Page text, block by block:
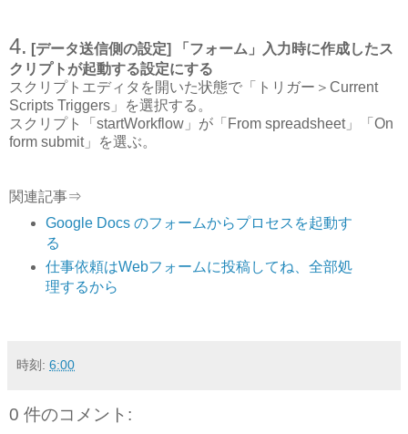
4. [データ送信側の設定] 「フォーム」入力時に作成したス
クリプトが起動する設定にする
スクリプトエディタを開いた状態で「トリガー＞Current
Scripts Triggers」を選択する。
スクリプト「startWorkflow」が「From spreadsheet」「On
form submit」を選ぶ。
関連記事⇒
Google Docs のフォームからプロセスを起動す
る
仕事依頼はWebフォームに投稿してね、全部処
理するから
時刻: 6:00
0 件のコメント: